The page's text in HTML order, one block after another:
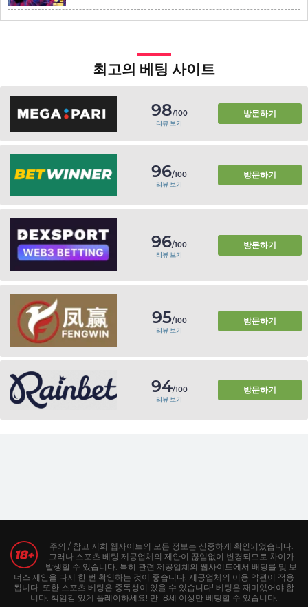
최고의 베팅 사이트
98/100
리뷰 보기
방문하기
96/100
리뷰 보기
방문하기
96/100
리뷰 보기
방문하기
95/100
리뷰 보기
방문하기
94/100
리뷰 보기
방문하기
주의 / 참고 저희 웹사이트의 모든 정보는 신중하게 확인되었습니다.
그러나 스포츠 베팅 제공업체의 제안이 끊임없이 변경되므로 차이가
발생할 수 있습니다. 특히 관련 제공업체의 웹사이트에서 배당률 및 보
너스 제안을 다시 한 번 확인하는 것이 좋습니다. 제공업체의 이용 약관이 적용
됩니다. 또한 스포츠 베팅은 중독성이 있을 수 있습니다! 베팅은 재미있어야 합
니다. 책임감 있게 플레이하세요! 만 18세 이상만 베팅할 수 있습니다.